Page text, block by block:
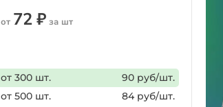
от 72 ₽ за шт
от 300 шт.
90 руб/шт.
от 500 шт.
84 руб/шт.